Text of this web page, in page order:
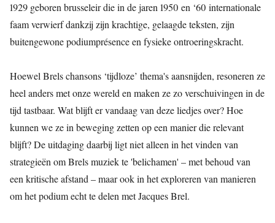
1929 geboren brusseleir die in de jaren 1950 en ‘60 internationale
faam verwierf dankzij zijn krachtige, gelaagde teksten, zijn
buitengewone podiumprésence en fysieke ontroeringskracht.
Hoewel Brels chansons ‘tijdloze’ thema's aansnijden, resoneren ze
heel anders met onze wereld en maken ze zo verschuivingen in de
tijd tastbaar. Wat blijft er vandaag van deze liedjes over? Hoe
kunnen we ze in beweging zetten op een manier die relevant
blijft? De uitdaging daarbij ligt niet alleen in het vinden van
strategieën om Brels muziek te 'belichamen' – met behoud van
een kritische afstand – maar ook in het exploreren van manieren
om het podium echt te delen met Jacques Brel.